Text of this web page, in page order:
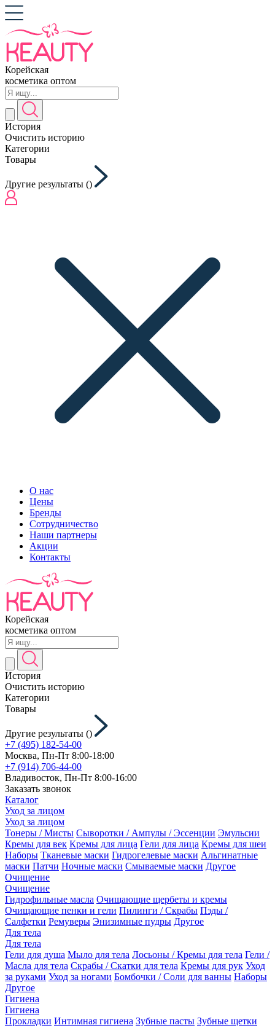
Корейская
косметика оптом
История
Очистить историю
Категории
Товары
Другие результаты ()
О нас
Цены
Бренды
Сотрудничество
Наши партнеры
Акции
Контакты
Корейская
косметика оптом
История
Очистить историю
Категории
Товары
Другие результаты ()
+7 (495) 182-54-00
Москва, Пн-Пт 8:00-18:00
+7 (914) 706-44-00
Владивосток, Пн-Пт 8:00-16:00
Заказать звонок
Каталог
Уход за лицом
Уход за лицом
Тонеры / Мисты Сыворотки / Ампулы / Эссенции Эмульсии
Кремы для век Кремы для лица Гели для лица Кремы для шеи
Наборы Тканевые маски Гидрогелевые маски Альгинатные
маски Патчи Ночные маски Смываемые маски Другое
Очищение
Очищение
Гидрофильные масла Очищающие щербеты и кремы
Очищающие пенки и гели Пилинги / Скрабы Пэды /
Салфетки Ремуверы Энизимные пудры Другое
Для тела
Для тела
Гели для душа Мыло для тела Лосьоны / Кремы для тела Гели /
Масла для тела Скрабы / Скатки для тела Кремы для рук Уход
за руками Уход за ногами Бомбочки / Соли для ванны Наборы
Другое
Гигиена
Гигиена
Прокладки Интимная гигиена Зубные пасты Зубные щетки